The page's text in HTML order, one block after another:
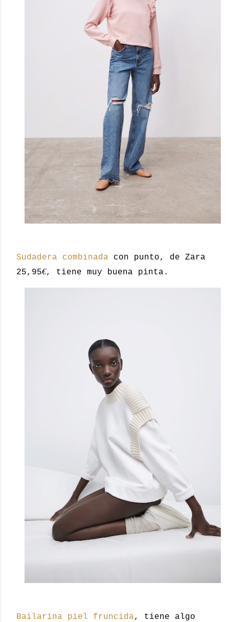
Sudadera combinada con punto, de Zara
25,95€, tiene muy buena pinta.
Bailarina piel fruncida, tiene algo